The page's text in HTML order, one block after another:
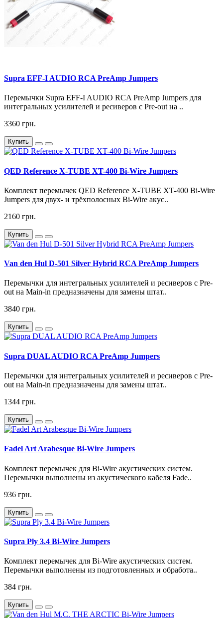
Supra EFF-I AUDIO RCA PreAmp Jumpers
Перемычки Supra EFF-I AUDIO RCA PreAmp Jumpers для
интегральных усилителей и ресиверов с Pre-out на ..
3360 грн.
Купить
QED Reference X-TUBE XT-400 Bi-Wire Jumpers
Комплект перемычек QED Reference X-TUBE XT-400 Bi-Wire
Jumpers для двух- и трёхполосных Bi-Wire акус..
2160 грн.
Купить
Van den Hul D-501 Silver Hybrid RCA PreAmp Jumpers
Перемычки для интегральных усилителей и ресиверов с Pre-
out на Main-in предназначены для замены штат..
3840 грн.
Купить
Supra DUAL AUDIO RCA PreAmp Jumpers
Перемычки для интегральных усилителей и ресиверов с Pre-
out на Main-in предназначены для замены штат..
1344 грн.
Купить
Fadel Art Arabesque Bi-Wire Jumpers
Комплект перемычек для Bi-Wire акустических систем.
Перемычки выполнены из акустического кабеля Fade..
936 грн.
Купить
Supra Ply 3.4 Bi-Wire Jumpers
Комплект перемычек для Bi-Wire акустических систем.
Перемычки выполнены из подготовленных и обработа..
384 грн.
Купить